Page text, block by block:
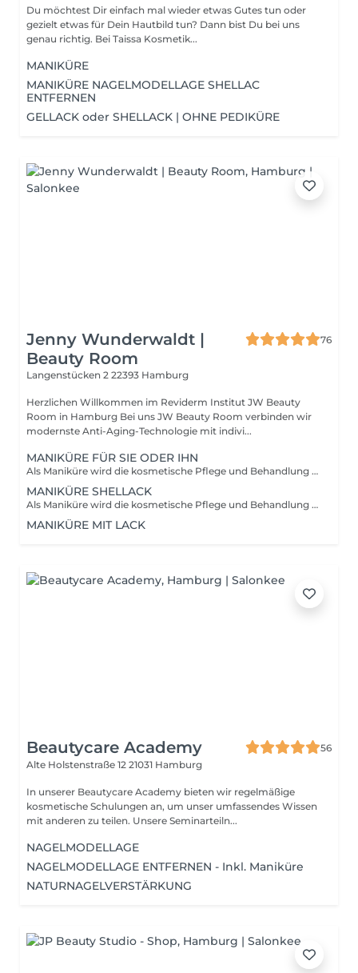
Du möchtest Dir einfach mal wieder etwas Gutes tun oder
gezielt etwas für Dein Hautbild tun? Dann bist Du bei uns
genau richtig. Bei Taissa Kosmetik...
MANIKÜRE
MANIKÜRE NAGELMODELLAGE SHELLAC
ENTFERNEN
GELLACK oder SHELLACK | OHNE PEDIKÜRE
Jenny Wunderwaldt |
Beauty Room
76
Langenstücken 2 22393 Hamburg
Herzlichen Willkommen im Reviderm Institut JW Beauty
Room in Hamburg Bei uns JW Beauty Room verbinden wir
modernste Anti-Aging-Technologie mit indivi...
MANIKÜRE FÜR SIE ODER IHN
Als Maniküre wird die kosmetische Pflege und Behandlung der Hände bezeichnet. Sie umfasst mehrere Schritte: Die Hände werden im warmen Seifenwasser gebadet, die Fingernägel geschnitten und gefeilt, abgestorbene Nagelhaut entfernt und die Hände eingecremt. Nach Bedarf lackieren Sie die Nägel auch.
MANIKÜRE SHELLACK
Als Maniküre wird die kosmetische Pflege und Behandlung der Hände bezeichnet. Sie umfasst mehrere Schritte: Die Hände werden im warmen Seifenwasser gebadet, die Fingernägel geschnitten und gefeilt, abgestorbene Nagelhaut entfernt und die Hände eingecremt. Im Anschluss werden die Nägel mit Shellac lackiert.
MANIKÜRE MIT LACK
Beautycare Academy
56
Alte Holstenstraße 12 21031 Hamburg
In unserer Beautycare Academy bieten wir regelmäßige
kosmetische Schulungen an, um unser umfassendes Wissen
mit anderen zu teilen. Unsere Seminarteiln...
NAGELMODELLAGE
NAGELMODELLAGE ENTFERNEN - Inkl. Maniküre
NATURNAGELVERSTÄRKUNG